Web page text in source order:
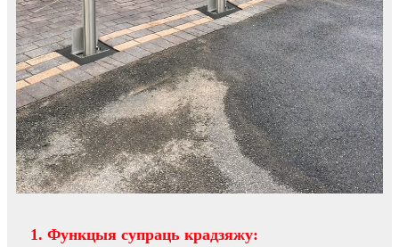
1. Функцыя супраць крадзяжу: